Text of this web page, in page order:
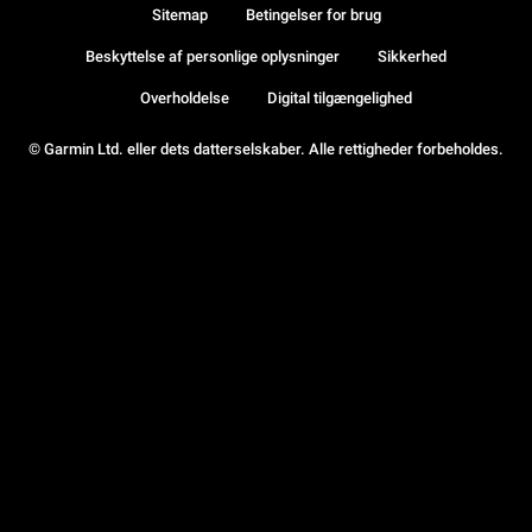
© Garmin Ltd. eller dets datterselskaber. Alle rettigheder forbeholdes.
Sitemap Betingelser for brug
Beskyttelse af personlige oplysninger Sikkerhed
Overholdelse Digital tilgængelighed